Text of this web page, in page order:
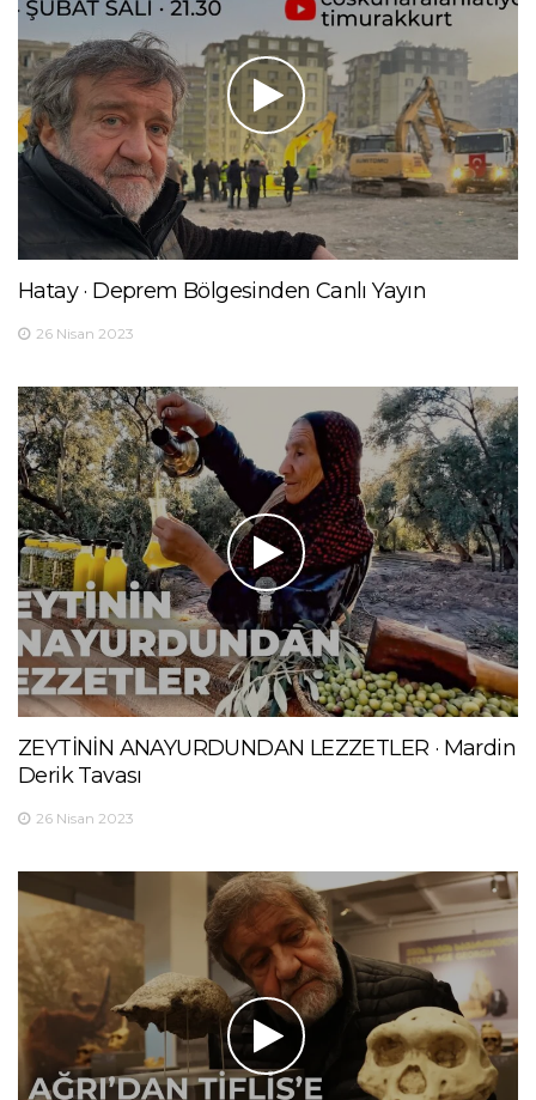
Hatay · Deprem Bölgesinden Canlı Yayın
26 Nisan 2023
ZEYTİNİN ANAYURDUNDAN LEZZETLER · Mardin
Derik Tavası
26 Nisan 2023